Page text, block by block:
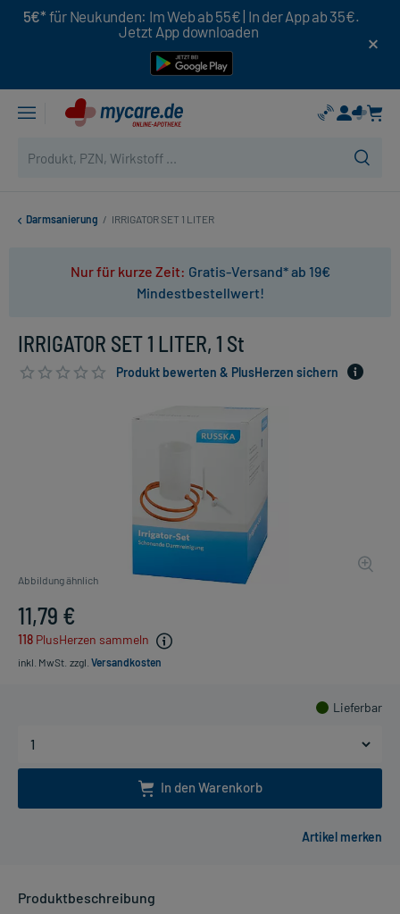
5€* für Neukunden: Im Web ab 55€ | In der App ab 35€.
Jetzt App downloaden
Darmsanierung / IRRIGATOR SET 1 LITER
Nur für kurze Zeit: Gratis-Versand* ab 19€
Mindestbestellwert!
IRRIGATOR SET 1 LITER, 1 St
Produkt bewerten & PlusHerzen sichern
Abbildung ähnlich
11,79 €
118 PlusHerzen sammeln
inkl. MwSt. zzgl. Versandkosten
Lieferbar
In den Warenkorb
Produktbeschreibung